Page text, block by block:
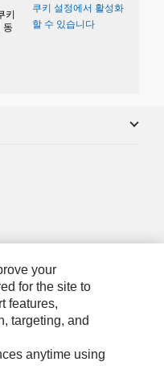
키
동
쿠키 설정에서 활성화
할 수 있습니다
your
for the site to
features,
targeting, and
anytime using